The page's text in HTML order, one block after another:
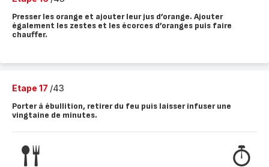
Presser les orange et ajouter leur jus d’orange. Ajouter
également les zestes et les écorces d’oranges puis faire
chauffer.
Etape 17 /43
Porter à ébullition, retirer du feu puis laisser infuser une
vingtaine de minutes.